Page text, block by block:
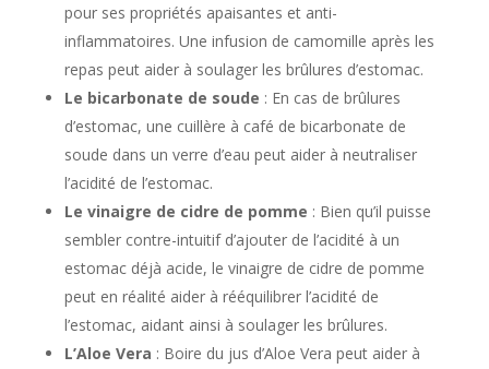
pour ses propriétés apaisantes et anti-
inflammatoires. Une infusion de camomille après les
repas peut aider à soulager les brûlures d’estomac.
Le bicarbonate de soude : En cas de brûlures
d’estomac, une cuillère à café de bicarbonate de
soude dans un verre d’eau peut aider à neutraliser
l’acidité de l’estomac.
Le vinaigre de cidre de pomme : Bien qu’il puisse
sembler contre-intuitif d’ajouter de l’acidité à un
estomac déjà acide, le vinaigre de cidre de pomme
peut en réalité aider à rééquilibrer l’acidité de
l’estomac, aidant ainsi à soulager les brûlures.
L’Aloe Vera : Boire du jus d’Aloe Vera peut aider à